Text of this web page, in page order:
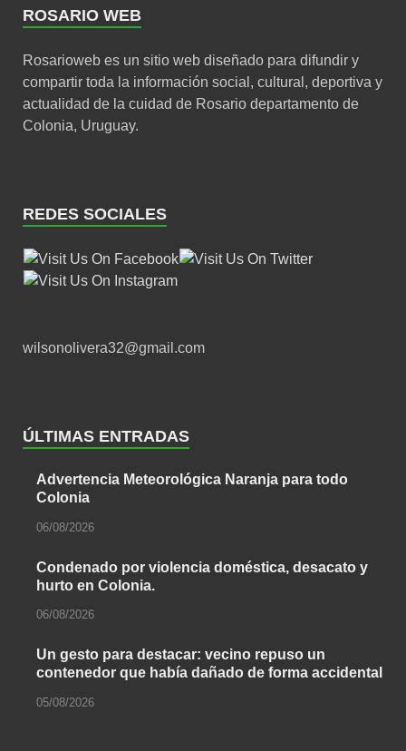
ROSARIO WEB
Rosarioweb es un sitio web diseñado para difundir y
compartir toda la información social, cultural, deportiva y
actualidad de la cuidad de Rosario departamento de
Colonia, Uruguay.
REDES SOCIALES
wilsonolivera32@gmail.com
ÚLTIMAS ENTRADAS
Advertencia Meteorológica Naranja para todo
Colonia
06/08/2026
Condenado por violencia doméstica, desacato y
hurto en Colonia.
06/08/2026
Un gesto para destacar: vecino repuso un
contenedor que había dañado de forma accidental
05/08/2026